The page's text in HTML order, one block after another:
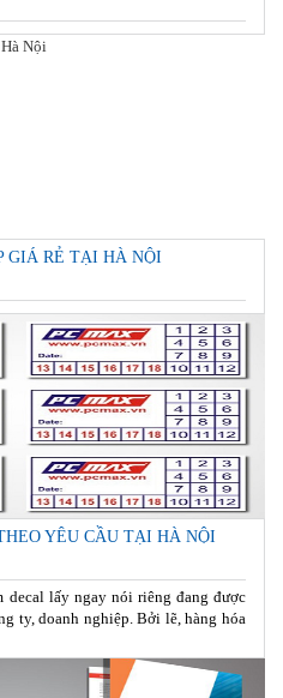
GIÁ RẺ TẠI HÀ NỘI
YÊU CẦU TẠI HÀ NỘI
decal lấy ngay nói riêng đang được
ty, doanh nghiệp. Bởi lẽ, hàng hóa